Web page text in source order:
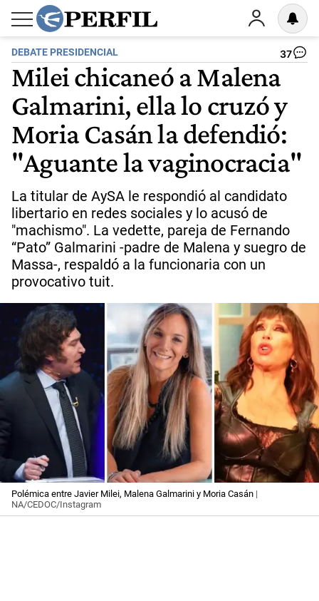
DEBATE PRESIDENCIAL 37
Milei chicaneó a Malena
Galmarini, ella lo cruzó y
Moria Casán la defendió:
"Aguante la vaginocracia"
La titular de AySA le respondió al candidato
libertario en redes sociales y lo acusó de
"machismo". La vedette, pareja de Fernando
“Pato” Galmarini -padre de Malena y suegro de
Massa-, respaldó a la funcionaria con un
provocativo tuit.
Polémica entre Javier Milei, Malena Galmarini y Moria Casán |
NA/CEDOC/Instagram